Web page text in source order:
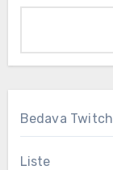
Bedava
Liste